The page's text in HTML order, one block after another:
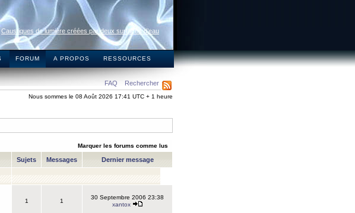
Caustiques de lumière créées par deux surfaces d’eau
FORUM A PROPOS RESSOURCES
FAQ Rechercher
Nous sommes le 08 Août 2026 17:41 UTC + 1 heure
Marquer les forums comme lus
Sujets Messages Dernier message
1 1
30 Septembre 2006 23:38
xantox